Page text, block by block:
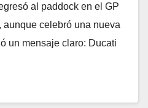
al paddock en el GP
celebró una nueva
un mensaje claro: Ducati